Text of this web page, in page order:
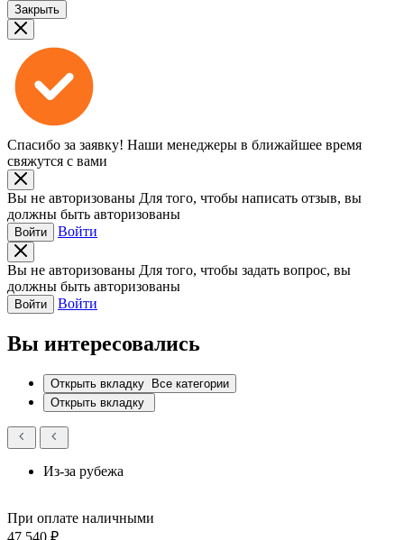
Закрыть
Спасибо за заявку! Наши менеджеры в ближайшее время
свяжутся с вами
Вы не авторизованы Для того, чтобы написать отзыв, вы
должны быть авторизованы
Войти Войти
Вы не авторизованы Для того, чтобы задать вопрос, вы
должны быть авторизованы
Войти Войти
Вы интересовались
Открыть вкладку Все категории
Открыть вкладку
Из-за рубежа
При оплате наличными
47 540 ₽